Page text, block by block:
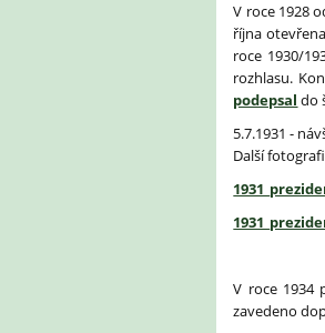
V roce 1928
října
roce 1930/
rozhlasu.
podepsal do
5.7.1931 -
Další
V roce 1934
zavedeno